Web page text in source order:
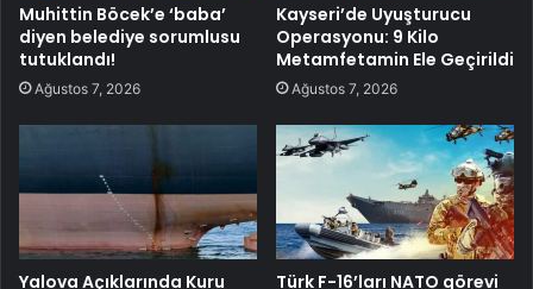
Muhittin Böcek’e ‘baba’
diyen belediye sorumlusu
tutuklandı!
Ağustos 7, 2026
Kayseri’de Uyuşturucu
Operasyonu: 9 Kilo
Metamfetamin Ele Geçirildi
Ağustos 7, 2026
Yalova Açıklarında Kuru Türk F-16’ları NATO görevi